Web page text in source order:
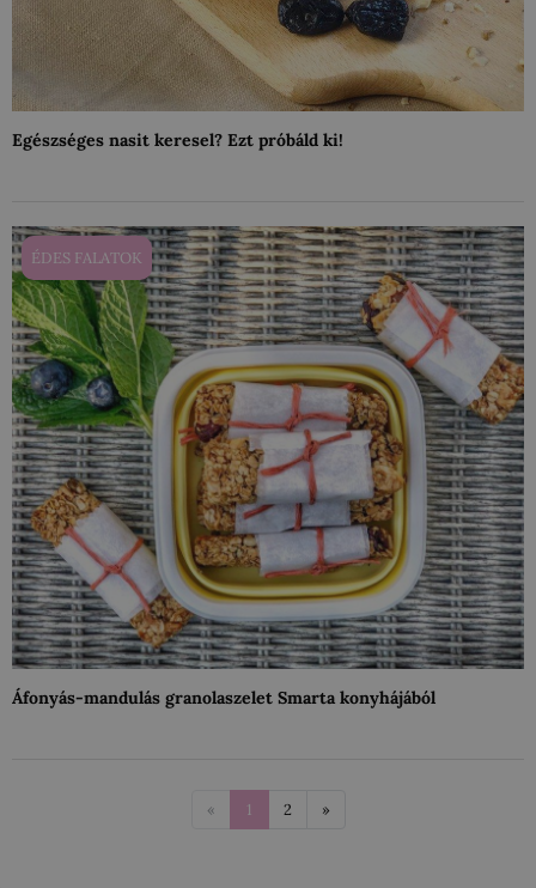
Egészséges nasit keresel? Ezt próbáld ki!
ÉDES FALATOK
Áfonyás-mandulás granolaszelet Smarta konyhájából
« 1 2 »